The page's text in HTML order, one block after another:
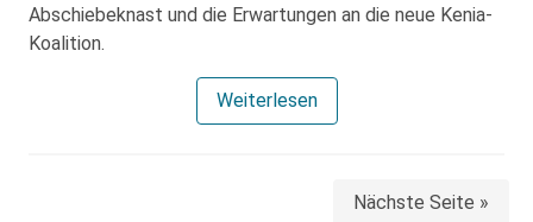
Abschiebeknast und die Erwartungen an die neue Kenia-
Koalition.
Weiterlesen
Nächste Seite »